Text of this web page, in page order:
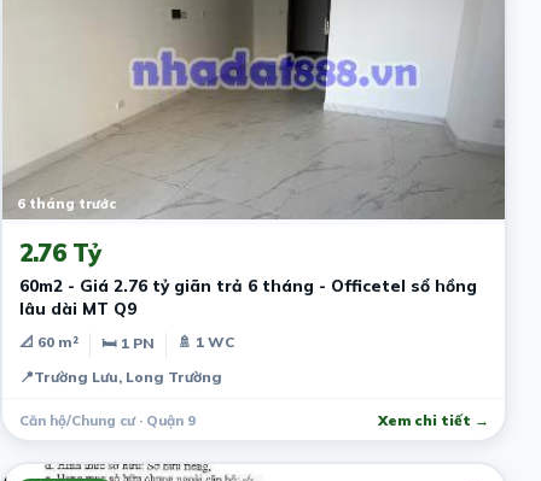
6 tháng trước
2.76 Tỷ
60m2 - Giá 2.76 tỷ giãn trả 6 tháng - Officetel sổ hồng
lâu dài MT Q9
📐 60 m² 🛏 1 PN
🚿 1 WC
📍Trường Lưu, Long Trường
Căn hộ/Chung cư · Quận 9 Xem chi tiết →